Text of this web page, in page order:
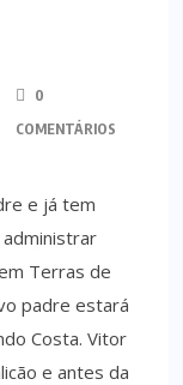
0
COMENTÁRIOS
e já tem
administrar
Terras de
padre estará
Costa. Vitor
e antes da